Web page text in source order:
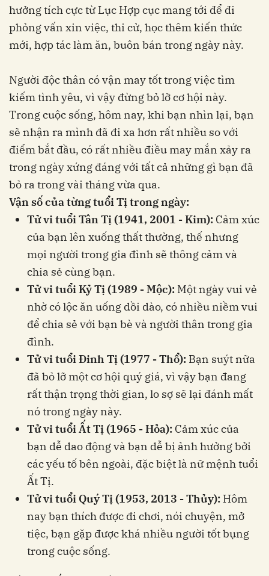
hưởng tích cực từ Lục Hợp cục mang tới để đi
phỏng vấn xin việc, thi cử, học thêm kiến thức
mới, hợp tác làm ăn, buôn bán trong ngày này.
Người độc thân có vận may tốt trong việc tìm
kiếm tình yêu, vì vậy đừng bỏ lỡ cơ hội này.
Trong cuộc sống, hôm nay, khi bạn nhìn lại, bạn
sẽ nhận ra mình đã đi xa hơn rất nhiều so với
điểm bắt đầu, có rất nhiều điều may mắn xảy ra
trong ngày xứng đáng với tất cả những gì bạn đã
bỏ ra trong vài tháng vừa qua.
Vận số của từng tuổi Tị trong ngày:
Tử vi tuổi Tân Tị (1941, 2001 - Kim): Cảm xúc
của bạn lên xuống thất thường, thế nhưng
mọi người trong gia đình sẽ thông cảm và
chia sẻ cùng bạn.
Tử vi tuổi Kỷ Tị (1989 - Mộc): Một ngày vui vẻ
nhờ có lộc ăn uống dồi dào, có nhiều niềm vui
để chia sẻ với bạn bè và người thân trong gia
đình.
Tử vi tuổi Đinh Tị (1977 - Thổ): Bạn suýt nữa
đã bỏ lỡ một cơ hội quý giá, vì vậy bạn đang
rất thận trọng thời gian, lo sợ sẽ lại đánh mất
nó trong ngày này.
Tử vi tuổi Ất Tị (1965 - Hỏa): Cảm xúc của
bạn dễ dao động và bạn dễ bị ảnh hưởng bởi
các yếu tố bên ngoài, đặc biệt là nữ mệnh tuổi
Ất Tị.
Tử vi tuổi Quý Tị (1953, 2013 - Thủy): Hôm
nay bạn thích được đi chơi, nói chuyện, mở
tiệc, bạn gặp được khá nhiều người tốt bụng
trong cuộc sống.